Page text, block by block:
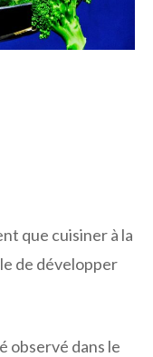
que cuisiner à la
de développer
observé dans le